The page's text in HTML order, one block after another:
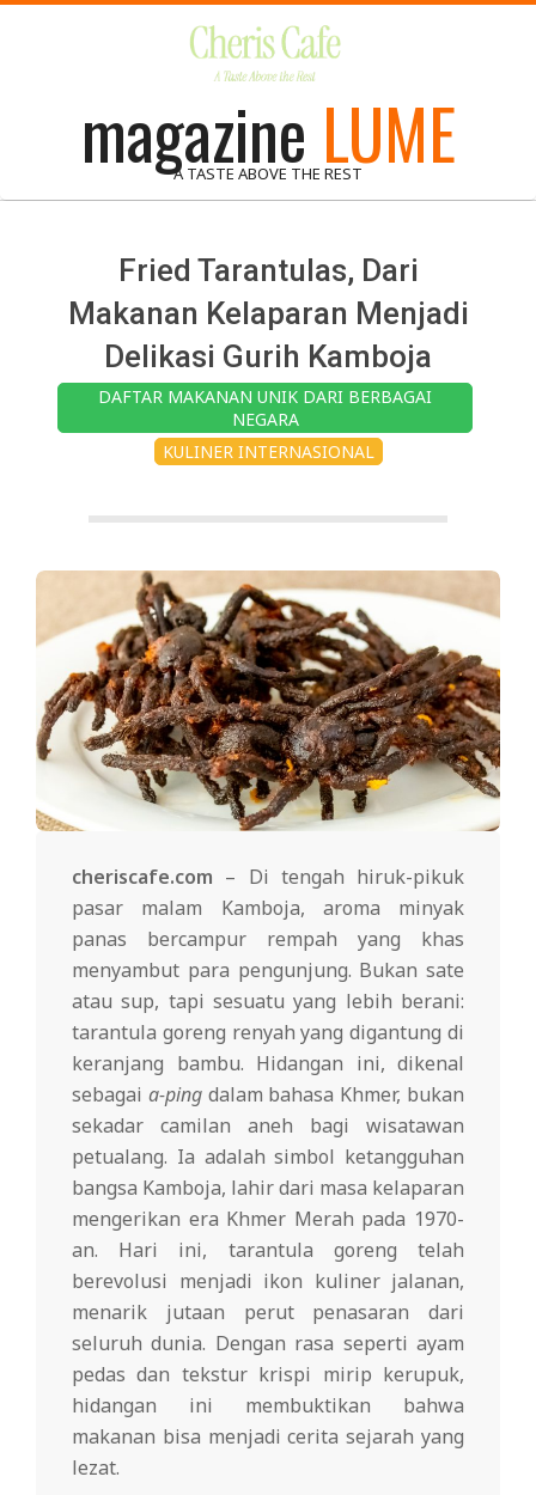
magazine LUME
A TASTE ABOVE THE REST
Fried Tarantulas, Dari
Makanan Kelaparan Menjadi
Delikasi Gurih Kamboja
DAFTAR MAKANAN UNIK DARI BERBAGAI
NEGARA
KULINER INTERNASIONAL
cheriscafe.com – Di tengah hiruk-pikuk
pasar malam Kamboja, aroma minyak
panas bercampur rempah yang khas
menyambut para pengunjung. Bukan sate
atau sup, tapi sesuatu yang lebih berani:
tarantula goreng renyah yang digantung di
keranjang bambu. Hidangan ini, dikenal
sebagai a-pingdalam bahasa Khmer, bukan
sekadar camilan aneh bagi wisatawan
petualang. Ia adalah simbol ketangguhan
bangsa Kamboja, lahir dari masa kelaparan
mengerikan era Khmer Merah pada 1970-
an. Hari ini, tarantula goreng telah
berevolusi menjadi ikon kuliner jalanan,
menarik jutaan perut penasaran dari
seluruh dunia. Dengan rasa seperti ayam
pedas dan tekstur krispi mirip kerupuk,
hidangan ini membuktikan bahwa
makanan bisa menjadi cerita sejarah yang
lezat.